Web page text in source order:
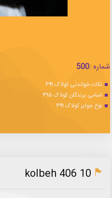
شماره :500
نکات خواندنی کولاک ۴۹۹
اسامی برندگان کولاک ۴۹۵
نوع جوایز کولاک ۴۹۹
kolbeh 406 10